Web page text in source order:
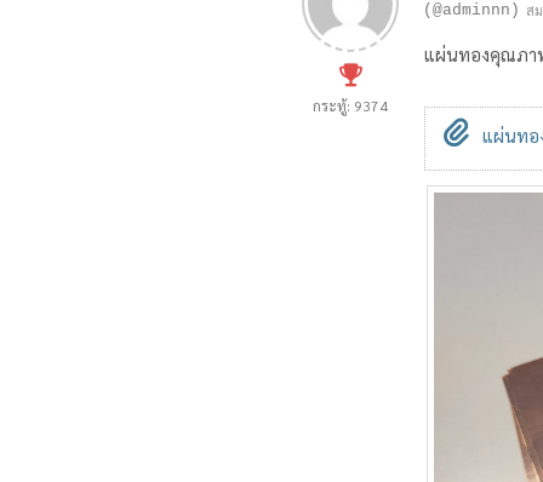
กระทู้: 9374
(@adminnn) ส
แผ่นทองคุณภา
แผ่นทอ